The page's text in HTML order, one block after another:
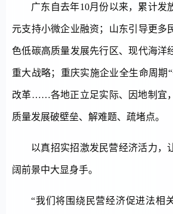
广东自去年10月份以来，累计发
元支持小微企业融资；山东引导更多
色低碳高质量发展先行区、现代海洋
重大战略；重庆实施企业全生命周期
改革……各地正立足实际、因地制宜
质量发展破壁垒、解难题、疏堵点。
以真招实招激发民营经济活力，
阔前景中大显身手。
“我们将围绕民营经济促进法相